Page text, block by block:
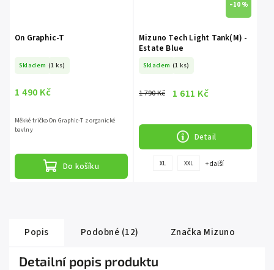
On Graphic-T
Skladem (1 ks)
1 490 Kč
Do košíku
Měkké tričko On Graphic-T z organické
bavlny
–10 %
Mizuno Tech Light Tank(M) -
Estate Blue
Skladem (1 ks)
1 790 Kč 1 611 Kč
Detail
XL XXL + další
Popis Podobné (12) Značka Mizuno
Detailní popis produktu